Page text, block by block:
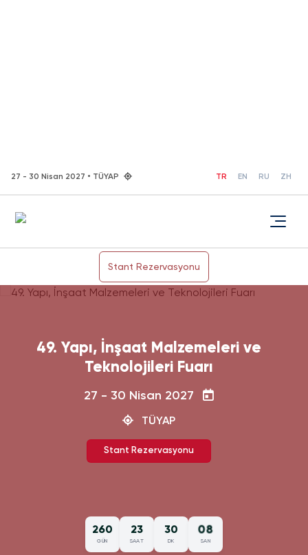
27 - 30 Nisan 2027 • TÜYAP TR EN RU ZH
Stant Rezervasyonu
49. Yapı, İnşaat Malzemeleri ve
Teknolojileri Fuarı
27 - 30 Nisan 2027
TÜYAP
Stant Rezervasyonu
260
GÜN
23
SAAT
30
DK
08
SAN